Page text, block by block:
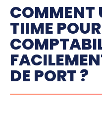
COMMENT
TIIME POUR
DE PORT ?